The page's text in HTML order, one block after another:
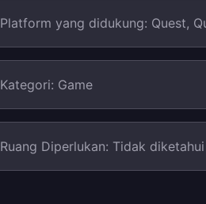
Platform yang didukung: Quest,
Kategori: Game
Ruang Diperlukan: Tidak diketahui